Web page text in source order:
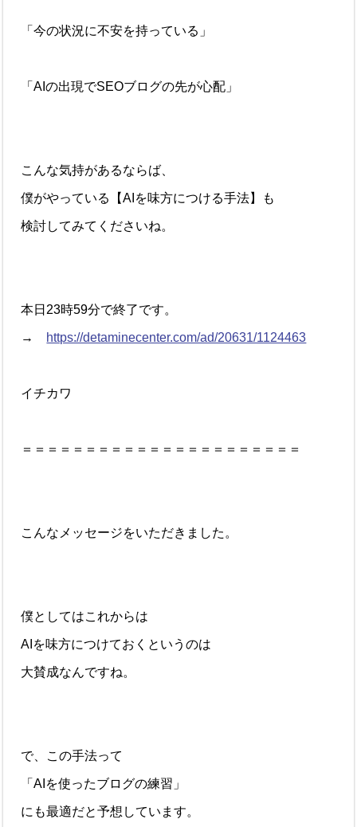
「今の状況に不安を持っている」
「AIの出現でSEOブログの先が心配」
こんな気持があるならば、
僕がやっている【AIを味方につける手法】も
検討してみてくださいね。
本日23時59分で終了です。
→ https://detaminecenter.com/ad/20631/1124463
イチカワ
＝＝＝＝＝＝＝＝＝＝＝＝＝＝＝＝＝＝＝＝＝＝
こんなメッセージをいただきました。
僕としてはこれからは
AIを味方につけておくというのは
大賛成なんですね。
で、この手法って
「AIを使ったブログの練習」
にも最適だと予想しています。